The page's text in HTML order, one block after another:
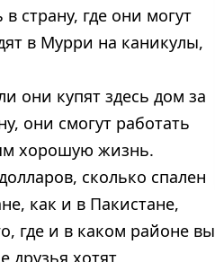
страну, где они могут
в Мурри на каникулы,
они купят здесь дом за
они смогут работать
хорошую жизнь.
сколько спален
как и в Пакистане,
где и в каком районе вы
друзья хотят